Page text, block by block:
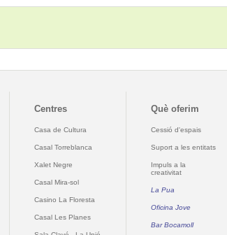
Centres
Casa de Cultura
Casal Torreblanca
Xalet Negre
Casal Mira-sol
Casino La Floresta
Casal Les Planes
Què oferim
Cessió d'espais
Suport a les entitats
Impuls a la
creativitat
La Pua
Oficina Jove
Bar Bocamoll